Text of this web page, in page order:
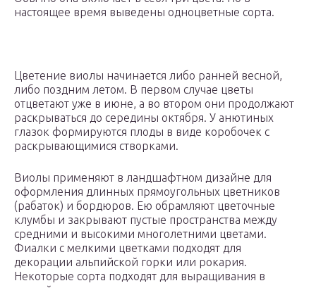
настоящее время выведены одноцветные сорта.
Цветение виолы начинается либо ранней весной,
либо поздним летом. В первом случае цветы
отцветают уже в июне, а во втором они продолжают
раскрываться до середины октября. У анютиных
глазок формируются плоды в виде коробочек с
раскрывающимися створками.
Виолы применяют в ландшафтном дизайне для
оформления длинных прямоугольных цветников
(рабаток) и бордюров. Ею обрамляют цветочные
клумбы и закрывают пустые пространства между
средними и высокими многолетними цветами.
Фиалки с мелкими цветками подходят для
декорации альпийской горки или рокария.
Некоторые сорта подходят для выращивания в